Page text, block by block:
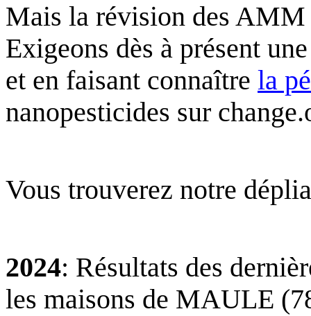
Mais la révision des AMM
Exigeons dès à présent
et en faisant connaître la
nanopesticides sur
Vous trouverez notre
2024: Résultats des
les maisons de MAULE